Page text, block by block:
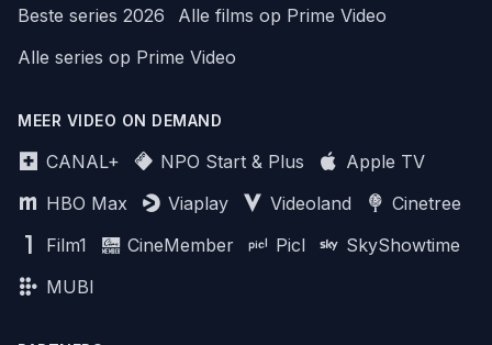
Beste series 2026
Alle films op Prime Video
Alle series op Prime Video
MEER VIDEO ON DEMAND
CANAL+ NPO Start & Plus
Apple TV
HBO Max
Viaplay Videoland
Cinetree
Film1
CineMember Picl
SkyShowtime
MUBI